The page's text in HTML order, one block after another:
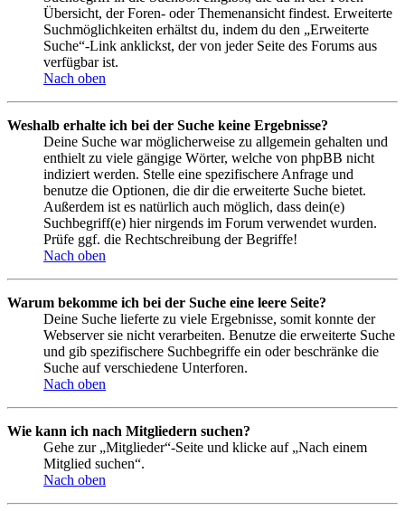
Übersicht, der Foren- oder Themenansicht findest. Erweiterte
Suchmöglichkeiten erhältst du, indem du den „Erweiterte
Suche“-Link anklickst, der von jeder Seite des Forums aus
verfügbar ist.
Nach oben
Weshalb erhalte ich bei der Suche keine Ergebnisse?
Deine Suche war möglicherweise zu allgemein gehalten und
enthielt zu viele gängige Wörter, welche von phpBB nicht
indiziert werden. Stelle eine spezifischere Anfrage und
benutze die Optionen, die dir die erweiterte Suche bietet.
Außerdem ist es natürlich auch möglich, dass dein(e)
Suchbegriff(e) hier nirgends im Forum verwendet wurden.
Prüfe ggf. die Rechtschreibung der Begriffe!
Nach oben
Warum bekomme ich bei der Suche eine leere Seite?
Deine Suche lieferte zu viele Ergebnisse, somit konnte der
Webserver sie nicht verarbeiten. Benutze die erweiterte Suche
und gib spezifischere Suchbegriffe ein oder beschränke die
Suche auf verschiedene Unterforen.
Nach oben
Wie kann ich nach Mitgliedern suchen?
Gehe zur „Mitglieder“-Seite und klicke auf „Nach einem
Mitglied suchen“.
Nach oben